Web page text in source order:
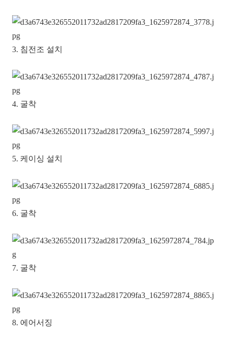
3. 침전조 설치
4. 굴착
5. 케이싱 설치
6. 굴착
7. 굴착
8. 에어서징